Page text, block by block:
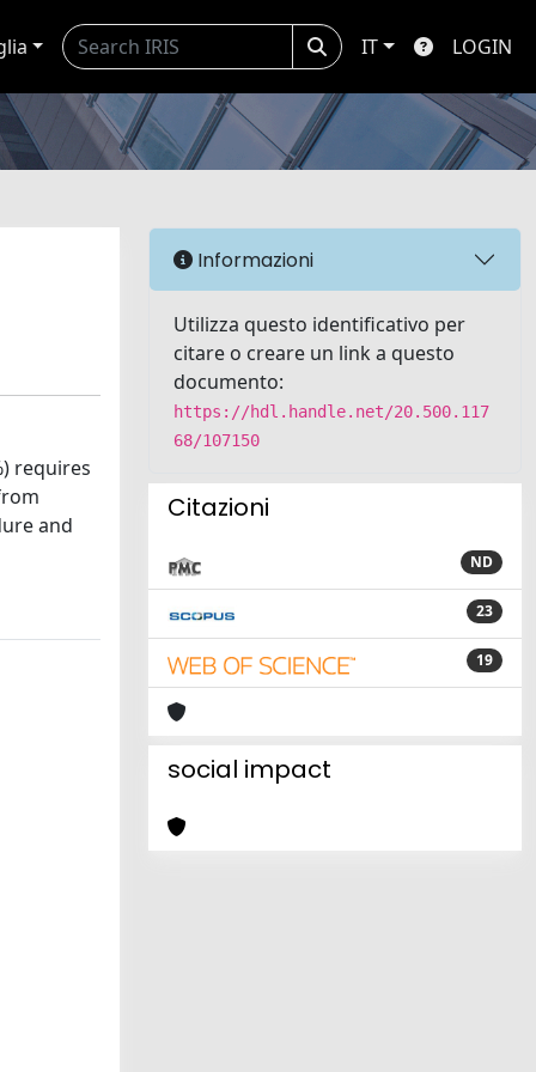
IT LOGIN
requires
and
Informazioni
Utilizza questo identificativo per
citare o creare un link a questo
documento:
https://hdl.handle.net/20.500.117
68/107150
Citazioni
ND
23
19
social impact